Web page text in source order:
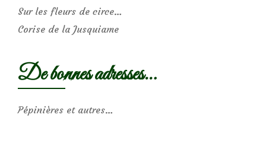
Sur les fleurs de circe…
Corise de la Jusquiame
De bonnes adresses…
Pépinières et autres…